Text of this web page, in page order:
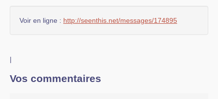
Voir en ligne : http://seenthis.net/messages/174895
|
Vos commentaires